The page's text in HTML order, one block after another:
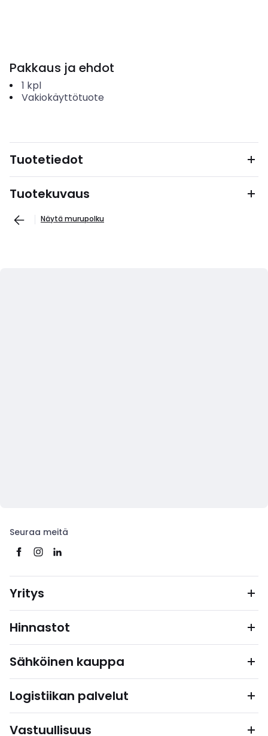
Pakkaus ja ehdot
1 kpl
Vakiokäyttötuote
Tuotetiedot
Tuotekuvaus
Näytä murupolku
Seuraa meitä
Yritys
Hinnastot
Sähköinen kauppa
Logistiikan palvelut
Vastuullisuus